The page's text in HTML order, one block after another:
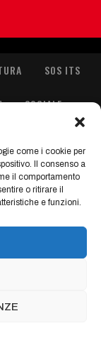
come i cookie per
Il consenso a
il comportamento
o ritirare il
e funzioni.
SOS ITS
SOCIALE